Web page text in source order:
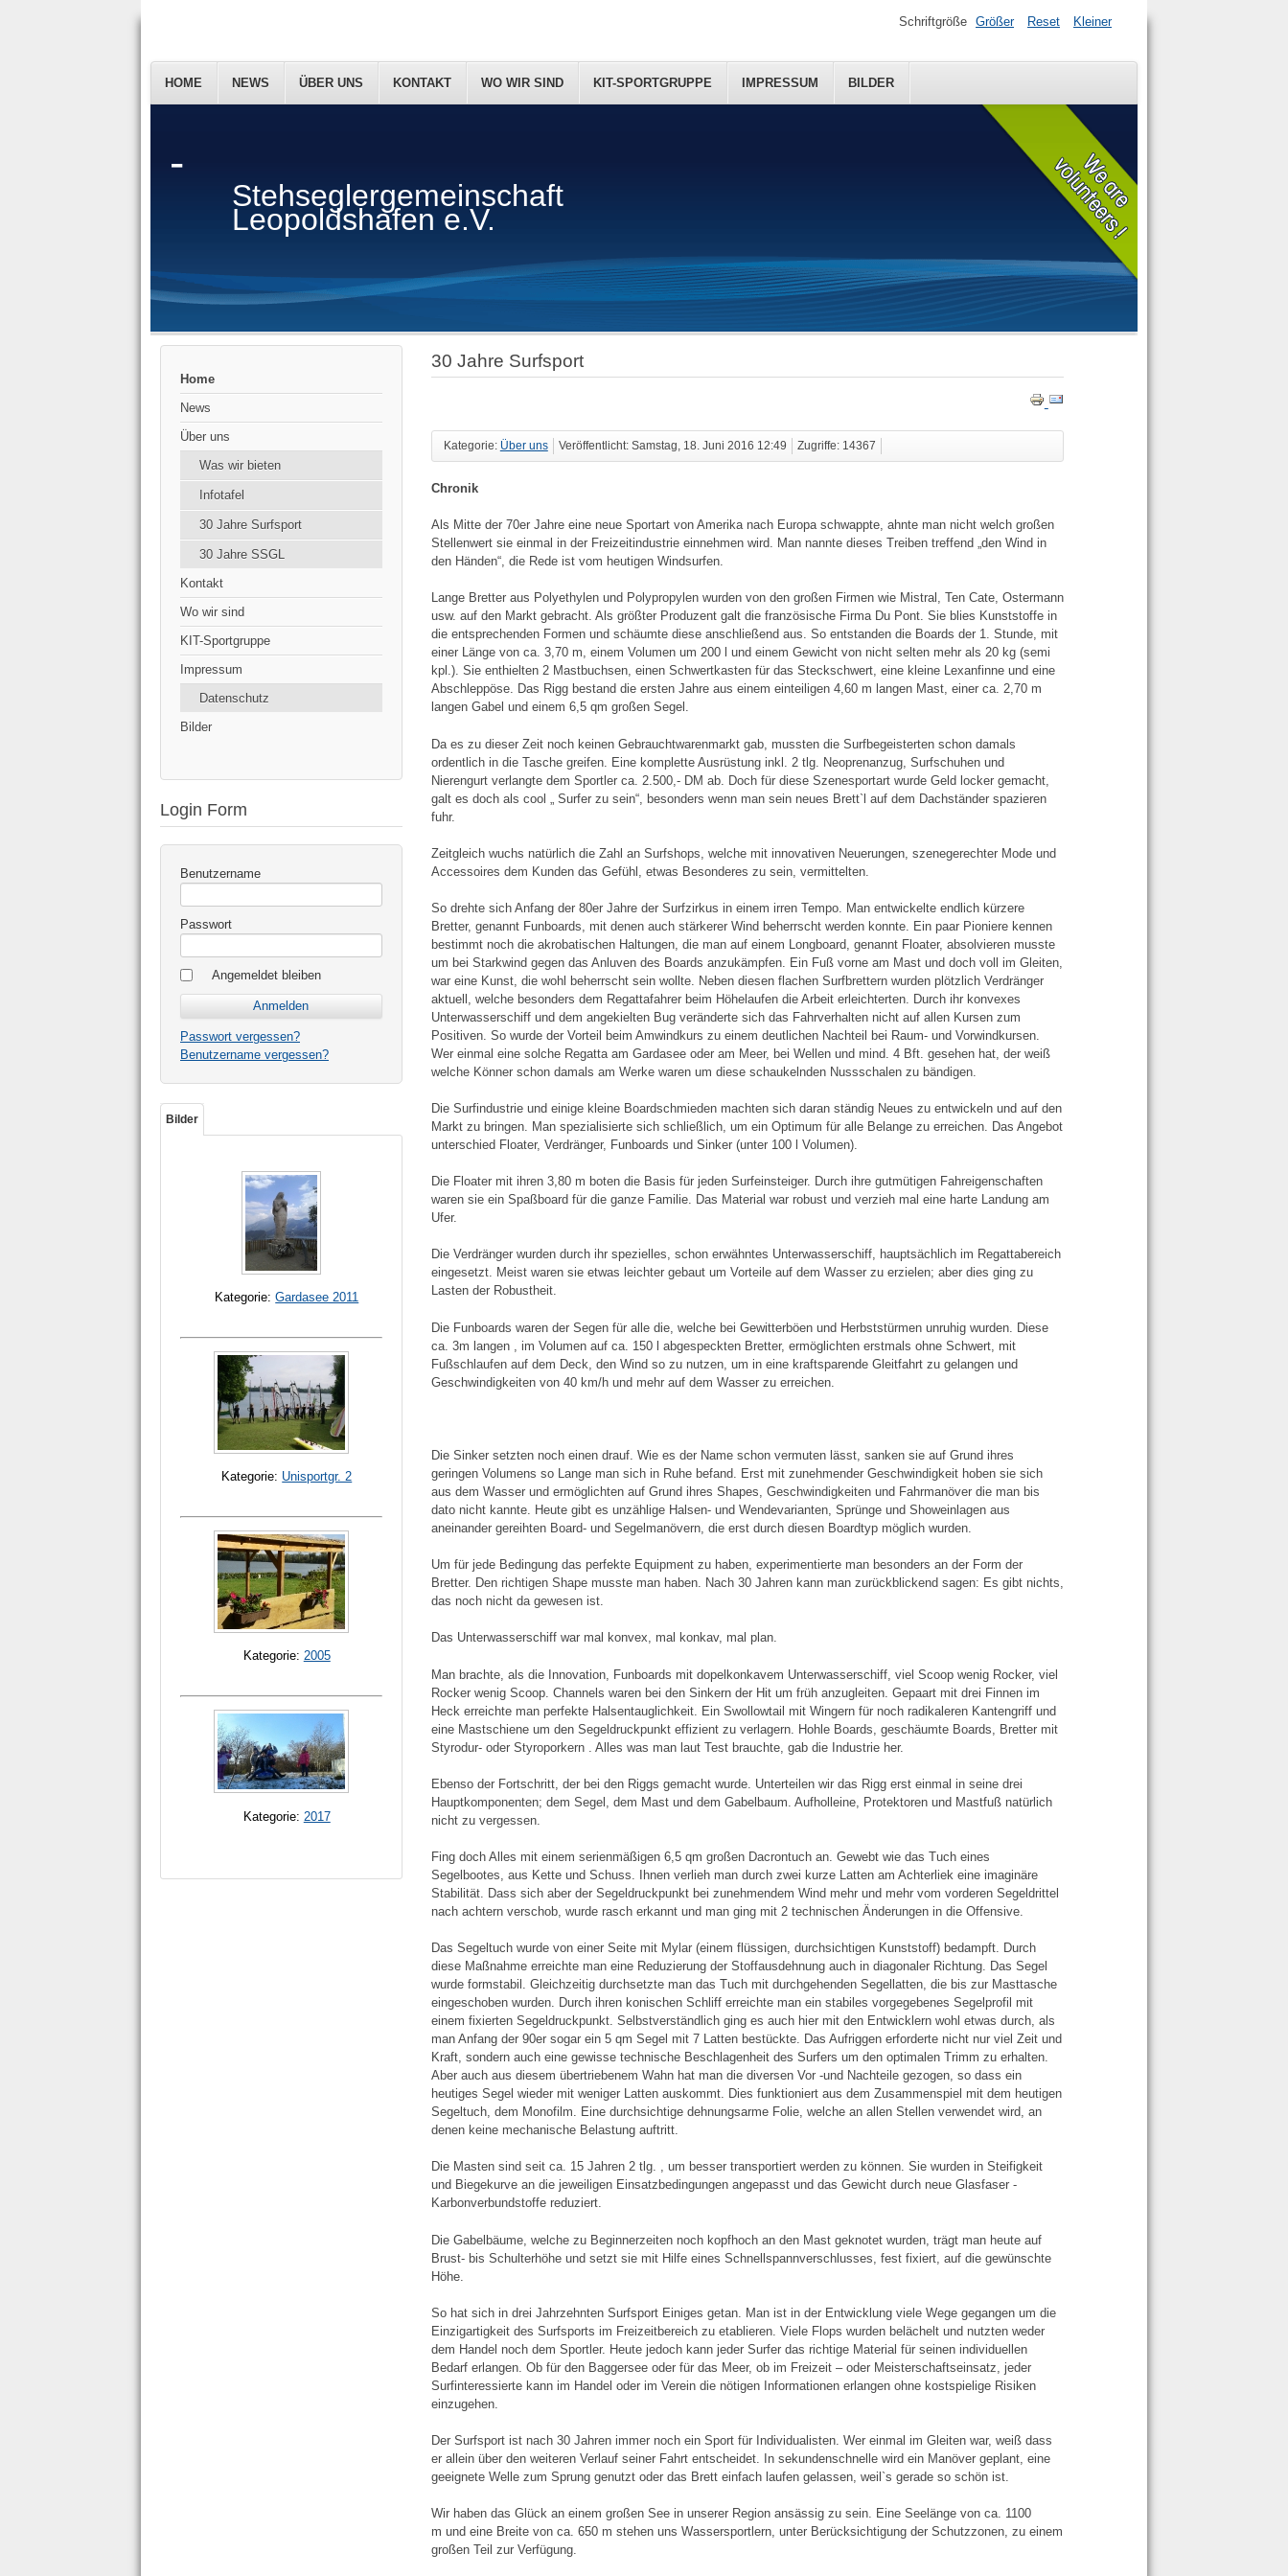
-
Stehseglergemeinschaft
Leopoldshafen e.V.
HOME NEWS ÜBER UNS KONTAKT WO WIR SIND KIT-SPORTGRUPPE IMPRESSUM BILDER
Schriftgröße Größer Reset Kleiner
Home
News
Über uns
Was wir bieten
Infotafel
30 Jahre Surfsport
30 Jahre SSGL
Kontakt
Wo wir sind
KIT-Sportgruppe
Impressum
Datenschutz
Bilder
Login Form
Benutzername
Passwort
Angemeldet bleiben
Passwort vergessen?
Benutzername vergessen?
Bilder
Kategorie:Gardasee 2011
Kategorie: Unisportgr. 2
Kategorie: 2005
Kategorie: 2017
30 Jahre Surfsport
Kategorie: Über uns Veröffentlicht: Samstag, 18. Juni 2016 12:49 Zugriffe: 14367
Chronik
Als Mitte der 70er Jahre eine neue Sportart von Amerika nach Europa schwappte, ahnte man nicht welch großen
Stellenwert sie einmal in der Freizeitindustrie einnehmen wird. Man nannte dieses Treiben treffend „den Wind in
den Händen“, die Rede ist vom heutigen Windsurfen.
Lange Bretter aus Polyethylen und Polypropylen wurden von den großen Firmen wie Mistral, Ten Cate, Ostermann
usw. auf den Markt gebracht. Als größter Produzent galt die französische Firma Du Pont. Sie blies Kunststoffe in
die entsprechenden Formen und schäumte diese anschließend aus. So entstanden die Boards der 1. Stunde, mit
einer Länge von ca. 3,70 m, einem Volumen um 200 l und einem Gewicht von nicht selten mehr als 20 kg (semi
kpl.). Sie enthielten 2 Mastbuchsen, einen Schwertkasten für das Steckschwert, eine kleine Lexanfinne und eine
Abschleppöse. Das Rigg bestand die ersten Jahre aus einem einteiligen 4,60 m langen Mast, einer ca. 2,70 m
langen Gabel und einem 6,5 qm großen Segel.
Da es zu dieser Zeit noch keinen Gebrauchtwarenmarkt gab, mussten die Surfbegeisterten schon damals
ordentlich in die Tasche greifen. Eine komplette Ausrüstung inkl. 2 tlg. Neoprenanzug, Surfschuhen und
Nierengurt verlangte dem Sportler ca. 2.500,- DM ab. Doch für diese Szenesportart wurde Geld locker gemacht,
galt es doch als cool „ Surfer zu sein“, besonders wenn man sein neues Brett`l auf dem Dachständer spazieren
fuhr.
Zeitgleich wuchs natürlich die Zahl an Surfshops, welche mit innovativen Neuerungen, szenegerechter Mode und
Accessoires dem Kunden das Gefühl, etwas Besonderes zu sein, vermittelten.
So drehte sich Anfang der 80er Jahre der Surfzirkus in einem irren Tempo. Man entwickelte endlich kürzere
Bretter, genannt Funboards, mit denen auch stärkerer Wind beherrscht werden konnte. Ein paar Pioniere kennen
bestimmt noch die akrobatischen Haltungen, die man auf einem Longboard, genannt Floater, absolvieren musste
um bei Starkwind gegen das Anluven des Boards anzukämpfen. Ein Fuß vorne am Mast und doch voll im Gleiten,
war eine Kunst, die wohl beherrscht sein wollte. Neben diesen flachen Surfbrettern wurden plötzlich Verdränger
aktuell, welche besonders dem Regattafahrer beim Höhelaufen die Arbeit erleichterten. Durch ihr konvexes
Unterwasserschiff und dem angekielten Bug veränderte sich das Fahrverhalten nicht auf allen Kursen zum
Positiven. So wurde der Vorteil beim Amwindkurs zu einem deutlichen Nachteil bei Raum- und Vorwindkursen.
Wer einmal eine solche Regatta am Gardasee oder am Meer, bei Wellen und mind. 4 Bft. gesehen hat, der weiß
welche Könner schon damals am Werke waren um diese schaukelnden Nussschalen zu bändigen.
Die Surfindustrie und einige kleine Boardschmieden machten sich daran ständig Neues zu entwickeln und auf den
Markt zu bringen. Man spezialisierte sich schließlich, um ein Optimum für alle Belange zu erreichen. Das Angebot
unterschied Floater, Verdränger, Funboards und Sinker (unter 100 l Volumen).
Die Floater mit ihren 3,80 m boten die Basis für jeden Surfeinsteiger. Durch ihre gutmütigen Fahreigenschaften
waren sie ein Spaßboard für die ganze Familie. Das Material war robust und verzieh mal eine harte Landung am
Ufer.
Die Verdränger wurden durch ihr spezielles, schon erwähntes Unterwasserschiff, hauptsächlich im Regattabereich
eingesetzt. Meist waren sie etwas leichter gebaut um Vorteile auf dem Wasser zu erzielen; aber dies ging zu
Lasten der Robustheit.
Die Funboards waren der Segen für alle die, welche bei Gewitterböen und Herbststürmen unruhig wurden. Diese
ca. 3m langen , im Volumen auf ca. 150 l abgespeckten Bretter, ermöglichten erstmals ohne Schwert, mit
Fußschlaufen auf dem Deck, den Wind so zu nutzen, um in eine kraftsparende Gleitfahrt zu gelangen und
Geschwindigkeiten von 40 km/h und mehr auf dem Wasser zu erreichen.
Die Sinker setzten noch einen drauf. Wie es der Name schon vermuten lässt, sanken sie auf Grund ihres
geringen Volumens so Lange man sich in Ruhe befand. Erst mit zunehmender Geschwindigkeit hoben sie sich
aus dem Wasser und ermöglichten auf Grund ihres Shapes, Geschwindigkeiten und Fahrmanöver die man bis
dato nicht kannte. Heute gibt es unzählige Halsen- und Wendevarianten, Sprünge und Showeinlagen aus
aneinander gereihten Board- und Segelmanövern, die erst durch diesen Boardtyp möglich wurden.
Um für jede Bedingung das perfekte Equipment zu haben, experimentierte man besonders an der Form der
Bretter. Den richtigen Shape musste man haben. Nach 30 Jahren kann man zurückblickend sagen: Es gibt nichts,
das noch nicht da gewesen ist.
Das Unterwasserschiff war mal konvex, mal konkav, mal plan.
Man brachte, als die Innovation, Funboards mit dopelkonkavem Unterwasserschiff, viel Scoop wenig Rocker, viel
Rocker wenig Scoop. Channels waren bei den Sinkern der Hit um früh anzugleiten. Gepaart mit drei Finnen im
Heck erreichte man perfekte Halsentauglichkeit. Ein Swollowtail mit Wingern für noch radikaleren Kantengriff und
eine Mastschiene um den Segeldruckpunkt effizient zu verlagern. Hohle Boards, geschäumte Boards, Bretter mit
Styrodur- oder Styroporkern . Alles was man laut Test brauchte, gab die Industrie her.
Ebenso der Fortschritt, der bei den Riggs gemacht wurde. Unterteilen wir das Rigg erst einmal in seine drei
Hauptkomponenten; dem Segel, dem Mast und dem Gabelbaum. Aufholleine, Protektoren und Mastfuß natürlich
nicht zu vergessen.
Fing doch Alles mit einem serienmäßigen 6,5 qm großen Dacrontuch an. Gewebt wie das Tuch eines
Segelbootes, aus Kette und Schuss. Ihnen verlieh man durch zwei kurze Latten am Achterliek eine imaginäre
Stabilität. Dass sich aber der Segeldruckpunkt bei zunehmendem Wind mehr und mehr vom vorderen Segeldrittel
nach achtern verschob, wurde rasch erkannt und man ging mit 2 technischen Änderungen in die Offensive.
Das Segeltuch wurde von einer Seite mit Mylar (einem flüssigen, durchsichtigen Kunststoff) bedampft. Durch
diese Maßnahme erreichte man eine Reduzierung der Stoffausdehnung auch in diagonaler Richtung. Das Segel
wurde formstabil. Gleichzeitig durchsetzte man das Tuch mit durchgehenden Segellatten, die bis zur Masttasche
eingeschoben wurden. Durch ihren konischen Schliff erreichte man ein stabiles vorgegebenes Segelprofil mit
einem fixierten Segeldruckpunkt. Selbstverständlich ging es auch hier mit den Entwicklern wohl etwas durch, als
man Anfang der 90er sogar ein 5 qm Segel mit 7 Latten bestückte. Das Aufriggen erforderte nicht nur viel Zeit und
Kraft, sondern auch eine gewisse technische Beschlagenheit des Surfers um den optimalen Trimm zu erhalten.
Aber auch aus diesem übertriebenem Wahn hat man die diversen Vor -und Nachteile gezogen, so dass ein
heutiges Segel wieder mit weniger Latten auskommt. Dies funktioniert aus dem Zusammenspiel mit dem heutigen
Segeltuch, dem Monofilm. Eine durchsichtige dehnungsarme Folie, welche an allen Stellen verwendet wird, an
denen keine mechanische Belastung auftritt.
Die Masten sind seit ca. 15 Jahren 2 tlg. , um besser transportiert werden zu können. Sie wurden in Steifigkeit
und Biegekurve an die jeweiligen Einsatzbedingungen angepasst und das Gewicht durch neue Glasfaser -
Karbonverbundstoffe reduziert.
Die Gabelbäume, welche zu Beginnerzeiten noch kopfhoch an den Mast geknotet wurden, trägt man heute auf
Brust- bis Schulterhöhe und setzt sie mit Hilfe eines Schnellspannverschlusses, fest fixiert, auf die gewünschte
Höhe.
So hat sich in drei Jahrzehnten Surfsport Einiges getan. Man ist in der Entwicklung viele Wege gegangen um die
Einzigartigkeit des Surfsports im Freizeitbereich zu etablieren. Viele Flops wurden belächelt und nutzten weder
dem Handel noch dem Sportler. Heute jedoch kann jeder Surfer das richtige Material für seinen individuellen
Bedarf erlangen. Ob für den Baggersee oder für das Meer, ob im Freizeit – oder Meisterschaftseinsatz, jeder
Surfinteressierte kann im Handel oder im Verein die nötigen Informationen erlangen ohne kostspielige Risiken
einzugehen.
Der Surfsport ist nach 30 Jahren immer noch ein Sport für Individualisten. Wer einmal im Gleiten war, weiß dass
er allein über den weiteren Verlauf seiner Fahrt entscheidet. In sekundenschnelle wird ein Manöver geplant, eine
geeignete Welle zum Sprung genutzt oder das Brett einfach laufen gelassen, weil`s gerade so schön ist.
Wir haben das Glück an einem großen See in unserer Region ansässig zu sein. Eine Seelänge von ca. 1100
m und eine Breite von ca. 650 m stehen uns Wassersportlern, unter Berücksichtigung der Schutzzonen, zu einem
großen Teil zur Verfügung.